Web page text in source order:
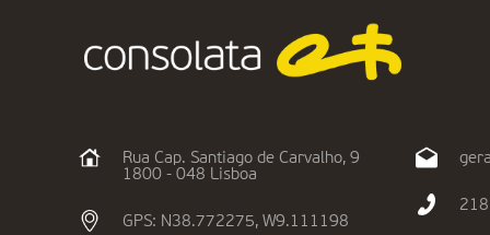
Rua Cap. Santiago de Carvalho, 9
1800 - 048 Lisboa
GPS: N38.772275, W9.111198